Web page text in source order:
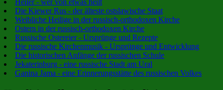
Heiler - wer von etwas heilt
Die Kiewer Rus - der älteste ostslawische Staat
Weibliche Heilige in der russisch-orthodoxen Kirche
Ostern in der russisch-orthodoxen Kirche
Russische Ostereier - Ursprünge und Rezepte
Die russische Kirchenmusik - Ursprünge und Entwicklung
Die historischen Anfänge der russischen Schule
Jekaterinburg - eine russische Stadt am Ural
Ganina Jama - eine Erinnerungsstätte des russischen Volkes